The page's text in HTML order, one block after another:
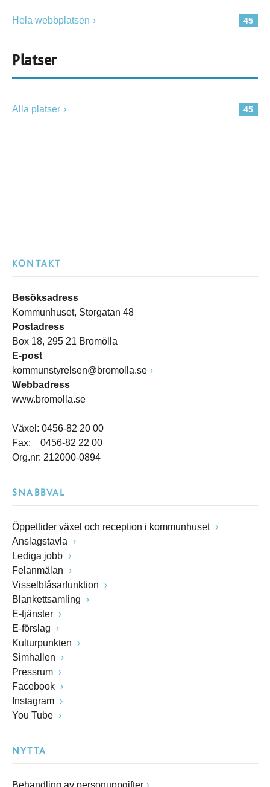
45
Hela webbplatsen
Platser
45
Alla platser
KONTAKT
Besöksadress
Kommunhuset, Storgatan 48
Postadress
Box 18, 295 21 Bromölla
E-post
kommunstyrelsen@bromolla.se
Webbadress
www.bromolla.se
Växel: 0456-82 20 00
Fax: 0456-82 22 00
Org.nr: 212000-0894
SNABBVAL
Öppettider växel och reception i kommunhuset
Anslagstavla
Lediga jobb
Felanmälan
Visselblåsarfunktion
Blankettsamling
E-tjänster
E-förslag
Kulturpunkten
Simhallen
Pressrum
Facebook
Instagram
You Tube
NYTTA
Behandling av personuppgifter